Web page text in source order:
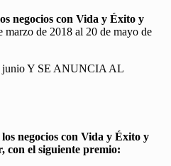
negocios con Vida y Éxito y
marzo de 2018 al 20 de mayo de
junio Y SE ANUNCIA AL
negocios con Vida y Éxito y
con el siguiente premio: